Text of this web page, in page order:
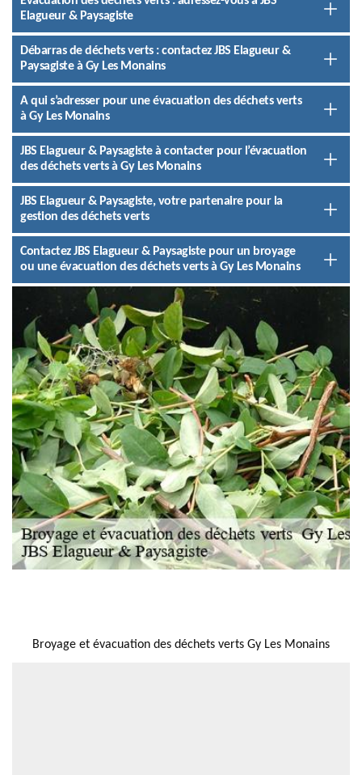
Elagueur & Paysagiste
Débarras de déchets verts : contactez JBS Elagueur &
Paysagiste à Gy Les Monains
A qui s’adresser pour une évacuation des déchets verts
à Gy Les Monains
JBS Elagueur & Paysagiste à contacter pour l’évacuation
des déchets verts à Gy Les Monains
JBS Elagueur & Paysagiste, votre partenaire pour la
gestion des déchets verts
Contactez JBS Elagueur & Paysagiste pour un broyage
ou une évacuation des déchets verts à Gy Les Monains
Broyage et évacuation des déchets verts Gy Les Monains